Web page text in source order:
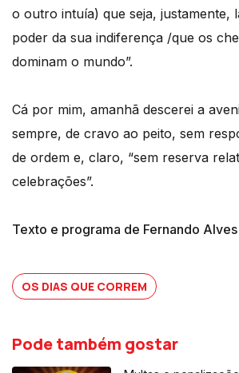
o outro intuía) que seja, justamente,
poder da sua indiferença /que os
dominam o mundo”.
Cá por mim, amanhã descerei a
sempre, de cravo ao peito, sem
de ordem e, claro, “sem reserva
celebrações”.
Texto e programa de Fernando Alves
OS DIAS QUE CORREM
Pode também gostar